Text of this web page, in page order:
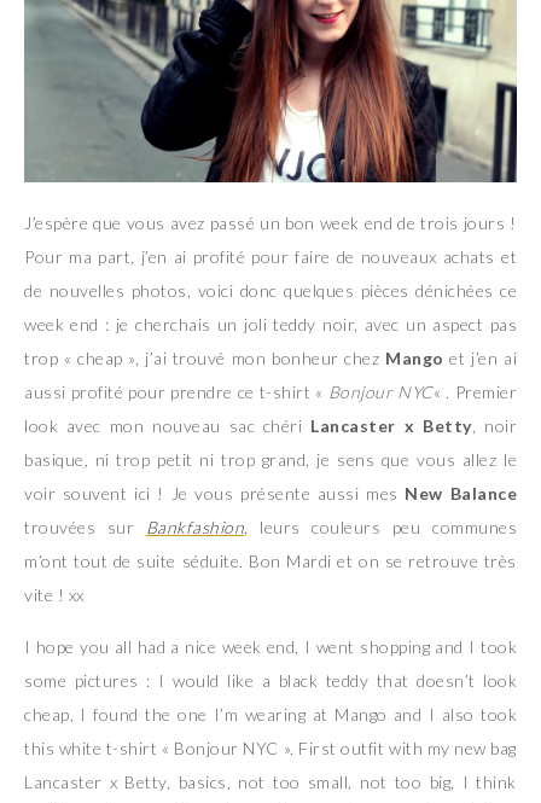
J’espère que vous avez passé un bon week end de trois jours !
Pour ma part, j’en ai profité pour faire de nouveaux achats et
de nouvelles photos, voici donc quelques pièces dénichées ce
week end : je cherchais un joli teddy noir, avec un aspect pas
trop « cheap », j’ai trouvé mon bonheur chez Mango et j’en ai
aussi profité pour prendre ce t-shirt « Bonjour NYC« . Premier
look avec mon nouveau sac chéri Lancaster x Betty, noir
basique, ni trop petit ni trop grand, je sens que vous allez le
voir souvent ici ! Je vous présente aussi mes New Balance
trouvées sur Bankfashion , leurs couleurs peu communes
m’ont tout de suite séduite. Bon Mardi et on se retrouve très
vite ! xx
I hope you all had a nice week end, I went shopping and I took
some pictures : I would like a black teddy that doesn’t look
cheap, I found the one I’m wearing at Mango and I also took
this white t-shirt « Bonjour NYC ». First outfit with my new bag
Lancaster x Betty, basics, not too small, not too big, I think